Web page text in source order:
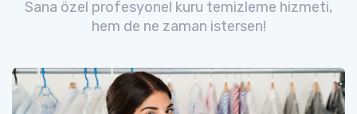
Sana özel profesyonel kuru temizleme hizmeti,
hem de ne zaman istersen!